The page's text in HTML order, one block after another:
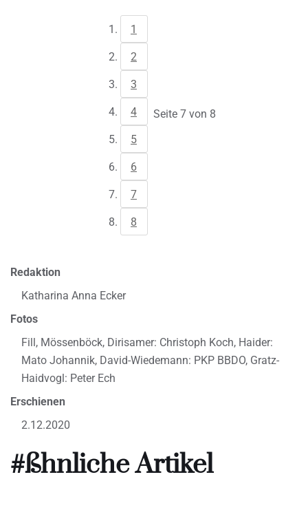
1
2
3
4
5
6
7
8
Seite 7 von 8
Redaktion
Katharina Anna Ecker
Fotos
Fill, Mössenböck, Dirisamer: Christoph Koch, Haider:
Mato Johannik, David-Wiedemann: PKP BBDO, Gratz-
Haidvogl: Peter Ech
Erschienen
2.12.2020
#ßhnliche Artikel